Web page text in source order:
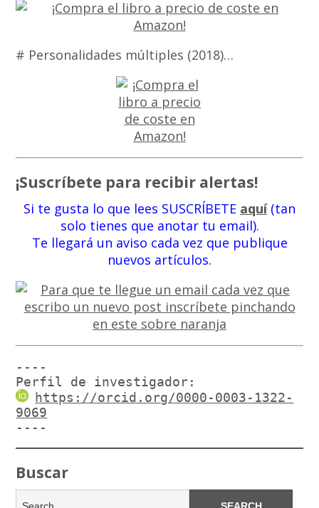
# Personalidades múltiples (2018)…
¡Suscríbete para recibir alertas!
Si te gusta lo que lees SUSCRÍBETE aquí(tan
solo tienes que anotar tu email).
Te llegará un aviso cada vez que publique
nuevos artículos.
----
Perfil de investigador:
https://orcid.org/0000-0003-1322-
9069
----
Buscar